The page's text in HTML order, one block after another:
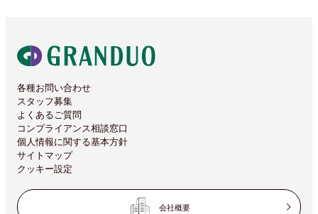
各種お問い合わせ
スタッフ募集
よくあるご質問
コンプライアンス相談窓口
個人情報に関する基本方針
サイトマップ
クッキー設定
会社概要